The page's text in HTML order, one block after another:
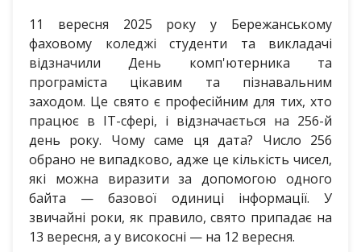
11 вересня 2025 року у Бережанському
фаховому коледжі студенти та викладачі
відзначили День комп'ютерника та
програміста цікавим та пізнавальним
заходом. Це свято є професійним для тих, хто
працює в IT-сфері, і відзначається на 256-й
день року. Чому саме ця дата? Число 256
обрано не випадково, адже це кількість чисел,
які можна виразити за допомогою одного
байта — базової одиниці інформації. У
звичайні роки, як правило, свято припадає на
13 вересня, а у високосні — на 12 вересня.